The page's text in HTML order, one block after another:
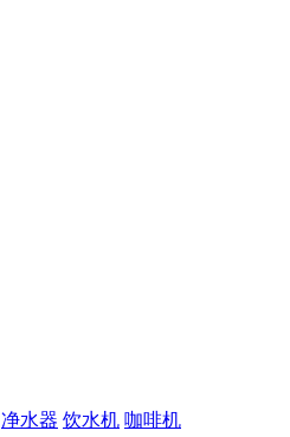
净水器 饮水机 咖啡机